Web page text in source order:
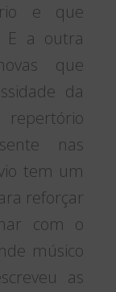
e que
E a outra
que
da
repertório
nas
tem um
reforçar
com o
músico
as